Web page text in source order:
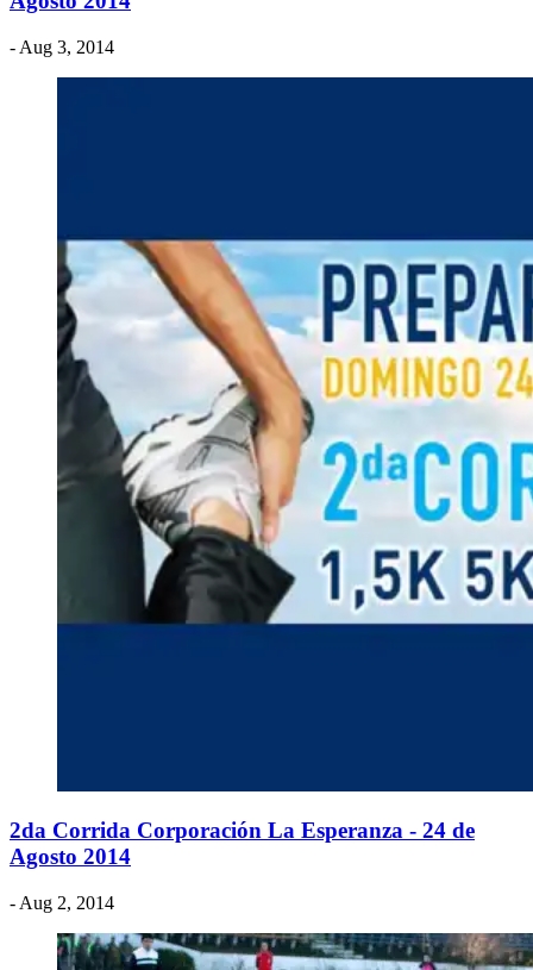
- Aug 3, 2014
2da Corrida Corporación La Esperanza - 24 de
Agosto 2014
- Aug 2, 2014